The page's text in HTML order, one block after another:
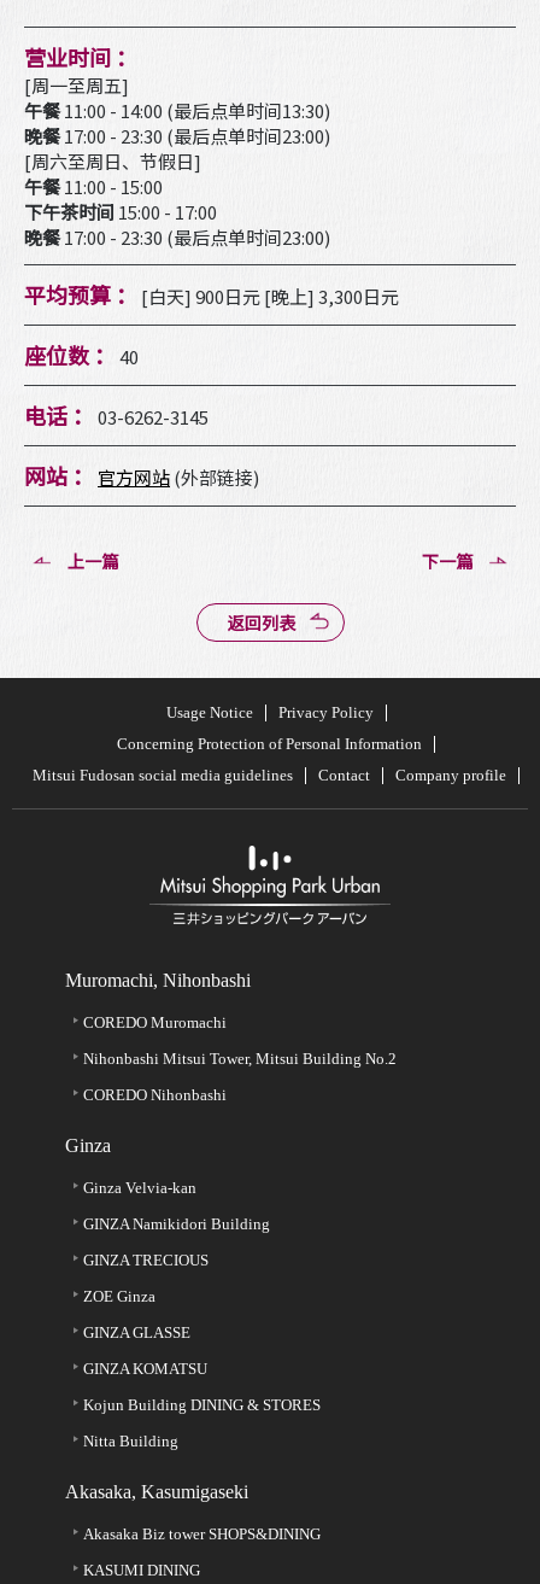
营业时间 ：
[周一至周五]
午餐11:00 - 14:00 (最后点单时间13:30)
晚餐17:00 - 23:30 (最后点单时间23:00)
[周六至周日、节假日]
午餐11:00 - 15:00
下午茶时间 15:00 - 17:00
晚餐17:00 - 23:30 (最后点单时间23:00)
平均预算 ： [白天] 900日元 [晚上] 3,300日元
座位数 ： 40
电话 ： 03-6262-3145
网站 ： 官方网站(外部链接)
上一篇 下一篇
返回列表
Usage Notice
Privacy Policy
Concerning Protection of Personal Information
Mitsui Fudosan social media guidelines
Contact Company profile
Muromachi, Nihonbashi
COREDO Muromachi
Nihonbashi Mitsui Tower, Mitsui Building No.2
COREDO Nihonbashi
Ginza
Ginza Velvia-kan
GINZA Namikidori Building
GINZA TRECIOUS
ZOE Ginza
GINZA GLASSE
GINZA KOMATSU
Kojun Building DINING & STORES
Nitta Building
Akasaka, Kasumigaseki
Akasaka Biz towerSHOPS&DINING
KASUMI DINING